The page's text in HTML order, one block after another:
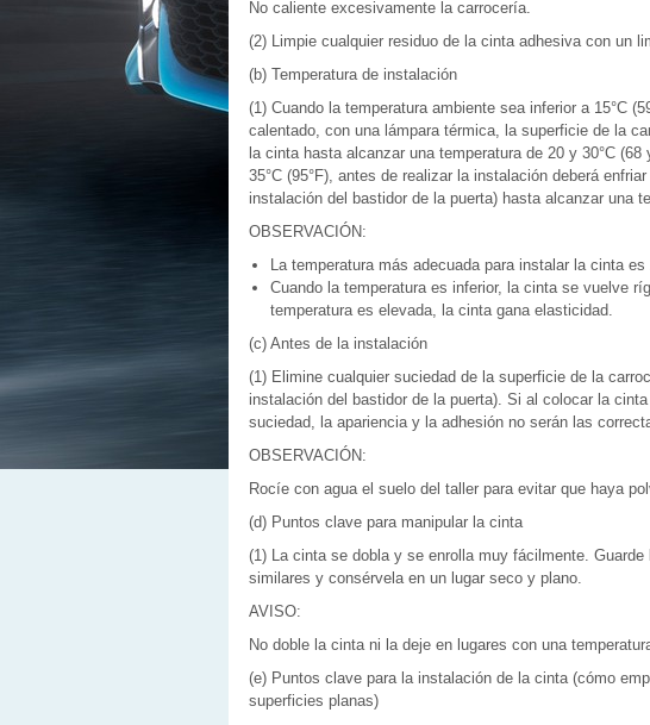
No caliente excesivamente la carrocería.
(2) Limpie cualquier residuo de la cinta adhesiva con un
(b) Temperatura de instalación
(1) Cuando la temperatura ambiente sea inferior a 15°C
calentado, con una lámpara térmica, la superficie de la
la cinta hasta alcanzar una temperatura de 20 y 30°C
35°C (95°F), antes de realizar la instalación deberá
instalación del bastidor de la puerta) hasta alcanzar una
OBSERVACIÓN:
La temperatura más adecuada para instalar la cinta es
Cuando la temperatura es inferior, la cinta se vuelve
temperatura es elevada, la cinta gana elasticidad.
(c) Antes de la instalación
(1) Elimine cualquier suciedad de la superficie de la
instalación del bastidor de la puerta). Si al colocar la
suciedad, la apariencia y la adhesión no serán las
OBSERVACIÓN:
Rocíe con agua el suelo del taller para evitar que haya
(d) Puntos clave para manipular la cinta
(1) La cinta se dobla y se enrolla muy fácilmente.
similares y consérvela en un lugar seco y plano.
AVISO:
No doble la cinta ni la deje en lugares con una
(e) Puntos clave para la instalación de la cinta (cómo
superficies planas)